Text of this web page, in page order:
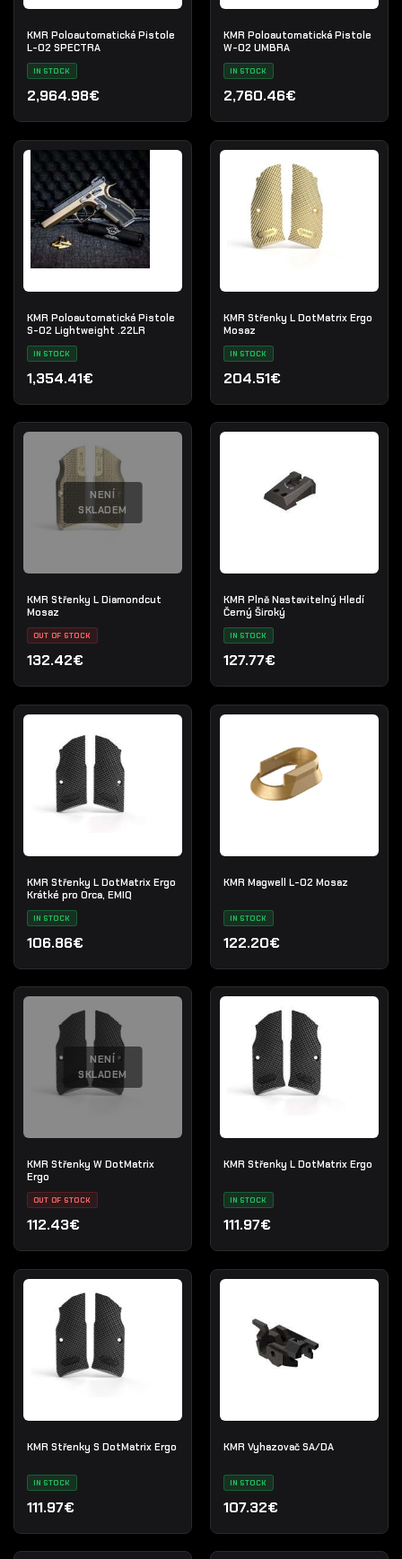
KMR Poloautomatická Pistole
L-02 SPECTRA
IN STOCK
2,964.98€
KMR Poloautomatická Pistole
W-02 UMBRA
IN STOCK
2,760.46€
KMR Poloautomatická Pistole
S-02 Lightweight .22LR
IN STOCK
1,354.41€
KMR Střenky L DotMatrix Ergo
Mosaz
IN STOCK
204.51€
NENÍ
SKLADEM
KMR Střenky L Diamondcut
Mosaz
OUT OF STOCK
132.42€
KMR Plně Nastavitelný Hledí
Černý Široký
IN STOCK
127.77€
KMR Střenky L DotMatrix Ergo
Krátké pro Orca, EMIQ
IN STOCK
106.86€
KMR Magwell L-02 Mosaz
IN STOCK
122.20€
NENÍ
SKLADEM
KMR Střenky W DotMatrix
Ergo
OUT OF STOCK
112.43€
KMR Střenky L DotMatrix Ergo
IN STOCK
111.97€
KMR Střenky S DotMatrix Ergo
IN STOCK
111.97€
KMR Vyhazovač SA/DA
IN STOCK
107.32€